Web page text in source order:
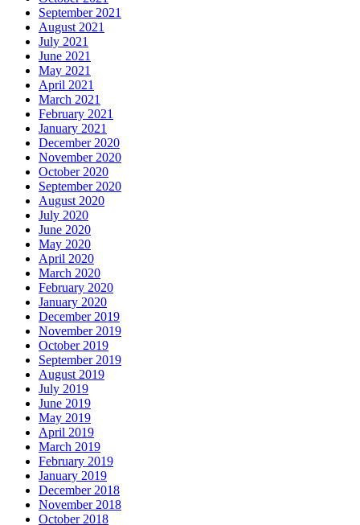
September 2021
August 2021
July 2021
June 2021
May 2021
April 2021
March 2021
February 2021
January 2021
December 2020
November 2020
October 2020
September 2020
August 2020
July 2020
June 2020
May 2020
April 2020
March 2020
February 2020
January 2020
December 2019
November 2019
October 2019
September 2019
August 2019
July 2019
June 2019
May 2019
April 2019
March 2019
February 2019
January 2019
December 2018
November 2018
October 2018